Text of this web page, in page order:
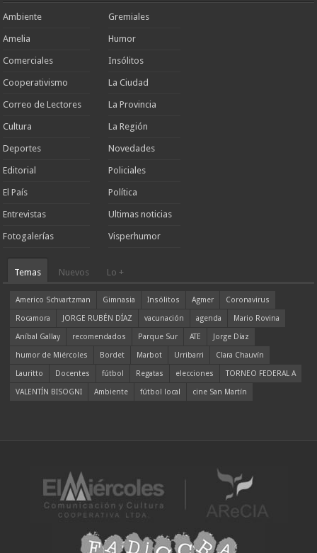
Ambiente
Amelia
Comerciales
Cooperativismo
Correo de Lectores
Cultura
Deportes
Editorial
El País
Entrevistas
Fotogalerías
Gremiales
Humor
Insólitos
La Ciudad
La Provincia
La Región
Novedades
Policiales
Política
Ultimas noticias
Visperhumor
Temas Nuevos Lo +
Americo Schvartzman Gimnasia Insólitos Agmer
Coronavirus
Rocamora
JORGE RUBÉN DÍAZ vacunación agenda
Mario Rovina
Aníbal Gallay
recomendados Parque Sur ATE
Jorge Díaz
humor de Miércoles
Bordet Marbot Urribarri
Clara Chauvín
Lauritto
Docentes fútbol Regatas elecciones
TORNEO FEDERAL A
VALENTÍN BISOGNI
Ambiente fútbol local cine San Martín